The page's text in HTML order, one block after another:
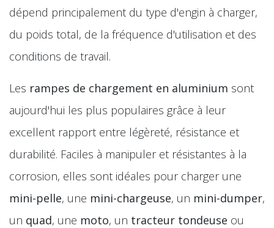
dépend principalement du type d'engin à charger,
du poids total, de la fréquence d'utilisation et des
conditions de travail.
Les rampes de chargement en aluminium sont
aujourd'hui les plus populaires grâce à leur
excellent rapport entre légèreté, résistance et
durabilité. Faciles à manipuler et résistantes à la
corrosion, elles sont idéales pour charger une
mini-pelle, une mini-chargeuse, un mini-dumper,
un quad, une moto, un tracteur tondeuse ou